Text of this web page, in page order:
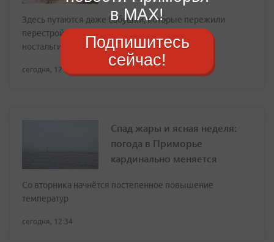
Здесь путаются даже бабушки, которые пережили
перестройку. Проходите, пока не начался
ностальгический приступ!
сегодня, 12:49
Спад жары и ясная неделя:
погода в Приморье
кардинально меняется
Со вторника начнётся постепенное повышение
температур
сегодня, 12:34
в MAX!
Подпишитесь
сейчас!